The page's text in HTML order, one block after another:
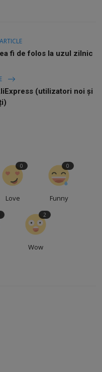
fi de folos la uzul zilnic
(utilizatori noi și
Love
0
Funny
0
Wow
2